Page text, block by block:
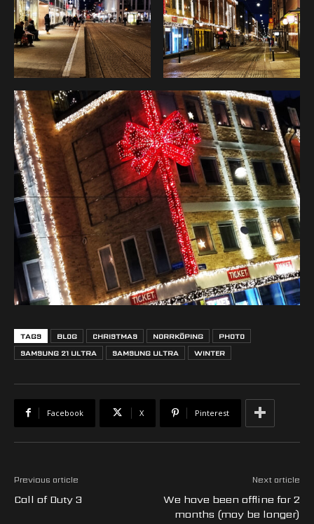
TAGS BLOG CHRISTMAS NORRKÖPING
PHOTO
SAMSUNG 21 ULTRA
SAMSUNG ULTRA WINTER
Facebook X Pinterest
Previous article
Call of Duty 3
Next article
We have been offline for 2
months (may be longer)